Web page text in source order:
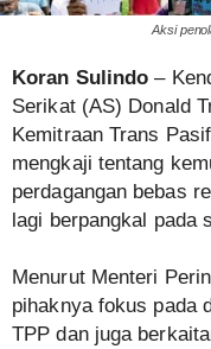
Aksi
Koran Sulindo –
Serikat (AS) Donald
Kemitraan Trans
mengkaji tentang
perdagangan bebas
lagi berpangkal pada
Menurut Menteri
pihaknya fokus pada
TPP dan juga